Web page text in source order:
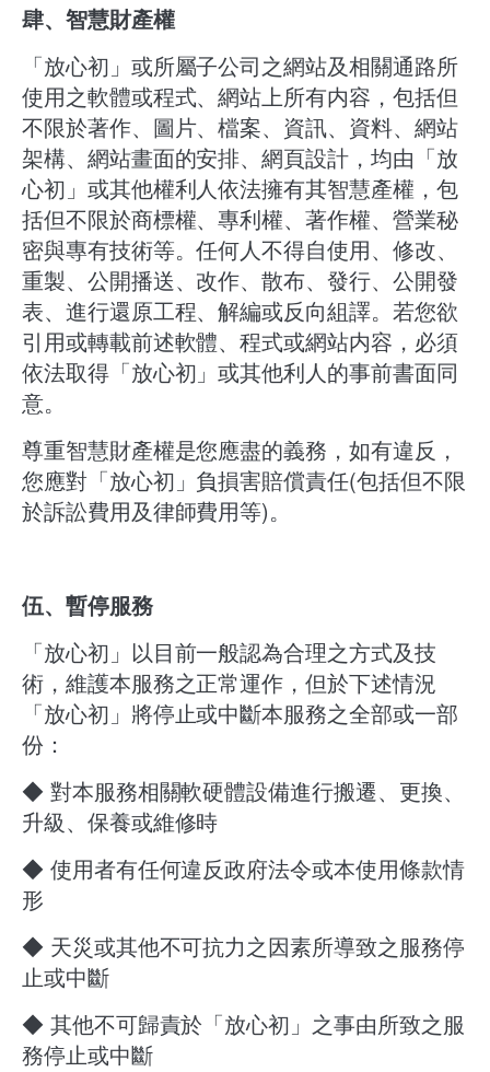
肆、智慧財產權
「放心初」或所屬子公司之網站及相關通路所
使用之軟體或程式、網站上所有内容，包括但
不限於著作、圖片、檔案、資訊、資料、網站
架構、網站畫面的安排、網頁設計，均由「放
心初」或其他權利人依法擁有其智慧產權，包
括但不限於商標權、專利權、著作權、營業秘
密與專有技術等。任何人不得自使用、修改、
重製、公開播送、改作、散布、發行、公開發
表、進行還原工程、解編或反向組譯。若您欲
引用或轉載前述軟體、程式或網站内容，必須
依法取得「放心初」或其他利人的事前書面同
意。
尊重智慧財產權是您應盡的義務，如有違反，
您應對「放心初」負損害賠償責任(包括但不限
於訴訟費用及律師費用等)。
伍、暫停服務
「放心初」以目前一般認為合理之方式及技
術，維護本服務之正常運作，但於下述情況
「放心初」將停止或中斷本服務之全部或一部
份：
◆ 對本服務相關軟硬體設備進行搬遷、更換、
升級、保養或維修時
◆ 使用者有任何違反政府法令或本使用條款情
形
◆ 天災或其他不可抗力之因素所導致之服務停
止或中斷
◆ 其他不可歸責於「放心初」之事由所致之服
務停止或中斷